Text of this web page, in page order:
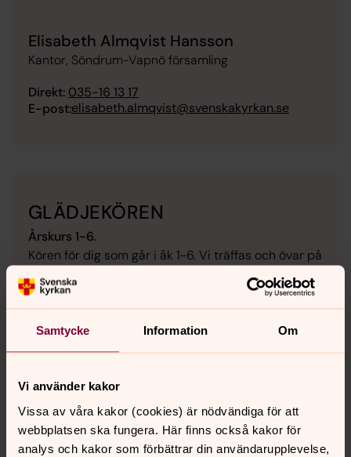
Samtycke Information Om
Vi använder kakor
Vissa av våra kakor (cookies) är nödvändiga för att
webbplatsen ska fungera. Här finns också kakor för
analys och kakor som förbättrar din användarupplevelse,
Elisabeth Almqvist Hansson
Kantor, Söndrum-Vapnö församling
Direkt: 035-16 13 17
E-post:elisabeth.almqvist@svenskakyrkan.se
GLÄDJEKÖREN
Årskurs 1-6.
Kören för dig som går i åk 1-6. Vi träffas och övar på
onsdagar kl 16:30-17:30
. Vi sjunger roliga, mysiga
och fartfyllda sånger och medverkar på bland
annat mässor, musikgudstjänster och Lucia. Varje
vår gör vi en utflykt eller är med på en rolig kördag!
UNGDOMSKÖREN